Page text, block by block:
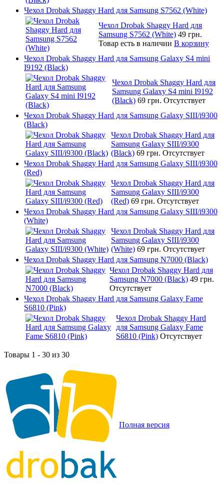
Чехол Drobak Shaggy Hard для Samsung S7562 (White)
Чехол Drobak Shaggy Hard для
Samsung S7562 (White) 49 грн.
Товар есть в наличии В корзину
Чехол Drobak Shaggy Hard для Samsung Galaxy S4 mini
I9192 (Black)
Чехол Drobak Shaggy Hard для
Samsung Galaxy S4 mini I9192
(Black) 69 грн. Отсутствует
Чехол Drobak Shaggy Hard для Samsung Galaxy SIII/i9300
(Black)
Чехол Drobak Shaggy Hard для
Samsung Galaxy SIII/i9300
(Black) 69 грн. Отсутствует
Чехол Drobak Shaggy Hard для Samsung Galaxy SIII/i9300
(Red)
Чехол Drobak Shaggy Hard для
Samsung Galaxy SIII/i9300
(Red) 69 грн. Отсутствует
Чехол Drobak Shaggy Hard для Samsung Galaxy SIII/i9300
(White)
Чехол Drobak Shaggy Hard для
Samsung Galaxy SIII/i9300
(White) 69 грн. Отсутствует
Чехол Drobak Shaggy Hard для Samsung N7000 (Black)
Чехол Drobak Shaggy Hard для
Samsung N7000 (Black) 49 грн.
Отсутствует
Чехол Drobak Shaggy Hard для Samsung Galaxy Fame
S6810 (Pink)
Чехол Drobak Shaggy Hard
для Samsung Galaxy Fame
S6810 (Pink) Отсутствует
Товары 1 - 30 из 30
Полная версия